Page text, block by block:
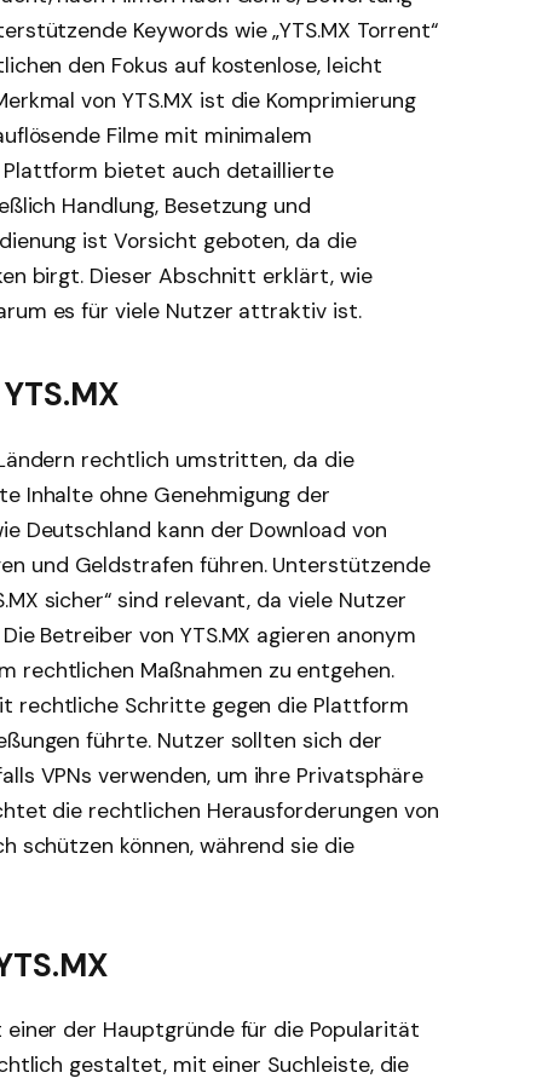
Keywords wie „YTS.MX Torrent“
den Fokus auf kostenlose, leicht
von YTS.MX ist die Komprimierung
Filme mit minimalem
Plattform bietet auch detaillierte
Handlung, Besetzung und
ist Vorsicht geboten, da die
birgt. Dieser Abschnitt erklärt, wie
es für viele Nutzer attraktiv ist.
rechtlich umstritten, da die
Inhalte ohne Genehmigung der
Deutschland kann der Download von
und Geldstrafen führen. Unterstützende
sicher“ sind relevant, da viele Nutzer
Betreiber von YTS.MX agieren anonym
rechtlichen Maßnahmen zu entgehen.
rechtliche Schritte gegen die Plattform
führte. Nutzer sollten sich der
VPNs verwenden, um ihre Privatsphäre
die rechtlichen Herausforderungen von
schützen können, während sie die
einer der Hauptgründe für die Popularität
gestaltet, mit einer Suchleiste, die